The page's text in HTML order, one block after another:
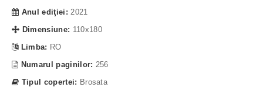
Anul ediţiei: 2021
Dimensiune: 110x180
Limba: RO
Numarul paginilor: 256
Tipul copertei: Brosata